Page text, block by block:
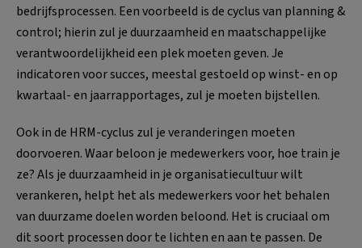
bedrijfsprocessen. Een voorbeeld is de cyclus van planning &
control; hierin zul je duurzaamheid en maatschappelijke
verantwoordelijkheid een plek moeten geven. Je
indicatoren voor succes, meestal gestoeld op winst- en op
kwartaal- en jaarrapportages, zul je moeten bijstellen.
Ook in de HRM-cyclus zul je veranderingen moeten
doorvoeren. Waar beloon je medewerkers voor, hoe train je
ze? Als je duurzaamheid in je organisatiecultuur wilt
verankeren, helpt het als medewerkers voor het behalen
van duurzame doelen worden beloond. Het is cruciaal om
dit soort processen door te lichten en aan te passen. De